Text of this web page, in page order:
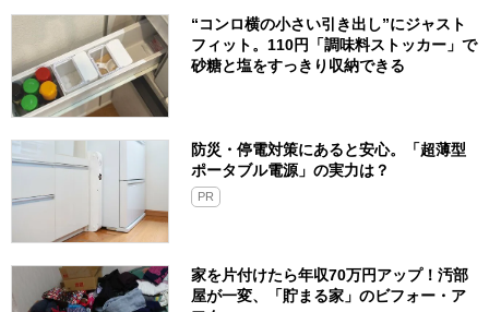
“コンロ横の小さい引き出し”にジャスト
フィット。110円「調味料ストッカー」で
砂糖と塩をすっきり収納できる
防災・停電対策にあると安心。「超薄型
ポータブル電源」の実力は？​
PR
家を片付けたら年収70万円アップ！汚部
屋が一変、「貯まる家」のビフォー・ア